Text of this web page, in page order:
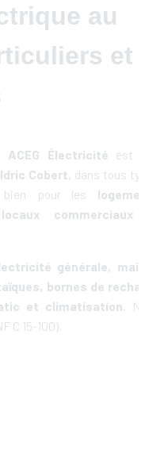
au
et
ACEG Électricité est
Cobert , dans tous
bien pour les
locaux
générale,
bornes de
et climatisation .
C 15-100).